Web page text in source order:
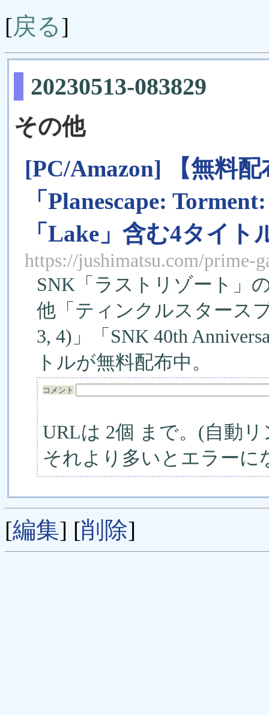
[戻る]
20230513-083829
その他
[PC/Amazon] 【無料
「Planescape:
「Lake」含む4タイト
https://jushimatsu.com/prime-
SNK「ラストリゾート」
他「ティンクルスタース
3, 4)」「SNK 40th
トルが無料配布中。
コメント
URLは 2個 まで。(自動リ
それより多いとエラーに
[編集] [削除]